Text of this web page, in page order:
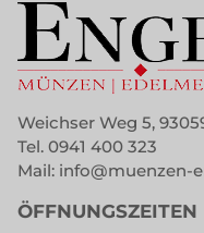
Weichser Weg 5,
Tel. 0941 400 323
Mail: info@muenzen-
ÖFFNUNGSZEITEN